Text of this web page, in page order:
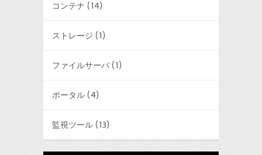
コンテナ (14)
ストレージ (1)
ファイルサーバ(1)
ポータル(4)
監視ツール(13)